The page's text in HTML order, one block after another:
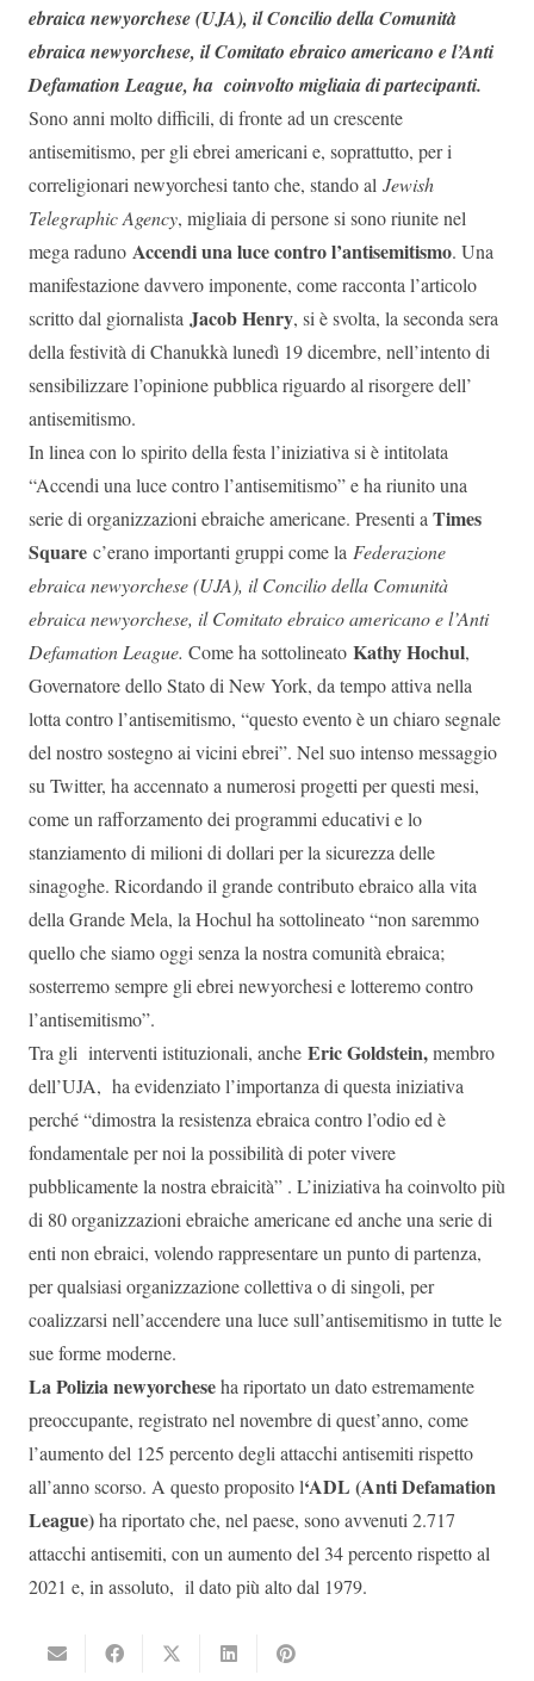
ebraica newyorchese (UJA), il Concilio della Comunità
ebraica newyorchese, il Comitato ebraico americano e l’Anti
Defamation League, ha coinvolto migliaia di partecipanti.
Sono anni molto difficili, di fronte ad un crescente
antisemitismo, per gli ebrei americani e, soprattutto, per i
correligionari newyorchesi tanto che, stando al Jewish
Telegraphic Agency, migliaia di persone si sono riunite nel
mega raduno Accendi una luce contro l’antisemitismo. Una
manifestazione davvero imponente, come racconta l’articolo
scritto dal giornalista Jacob Henry, si è svolta, la seconda sera
della festività di Chanukkà lunedì 19 dicembre, nell’intento di
sensibilizzare l’opinione pubblica riguardo al risorgere dell’
antisemitismo.
In linea con lo spirito della festa l’iniziativa si è intitolata
“Accendi una luce contro l’antisemitismo” e ha riunito una
serie di organizzazioni ebraiche americane. Presenti aTimes
Square c’erano importanti gruppi come la Federazione
ebraica newyorchese (UJA), il Concilio della Comunità
ebraica newyorchese, il Comitato ebraico americano e l’Anti
Defamation League. Come ha sottolineato Kathy Hochul,
Governatore dello Stato di New York, da tempo attiva nella
lotta contro l’antisemitismo, “questo evento è un chiaro segnale
del nostro sostegno ai vicini ebrei”. Nel suo intenso messaggio
su Twitter, ha accennato a numerosi progetti per questi mesi,
come un rafforzamento dei programmi educativi e lo
stanziamento di milioni di dollari per la sicurezza delle
sinagoghe. Ricordando il grande contributo ebraico alla vita
della Grande Mela, la Hochul ha sottolineato “non saremmo
quello che siamo oggi senza la nostra comunità ebraica;
sosterremo sempre gli ebrei newyorchesi e lotteremo contro
l’antisemitismo”.
Tra gli interventi istituzionali, anche Eric Goldstein,membro
dell’UJA, ha evidenziato l’importanza di questa iniziativa
perché “dimostra la resistenza ebraica contro l’odio ed è
fondamentale per noi la possibilità di poter vivere
pubblicamente la nostra ebraicità” . L’iniziativa ha coinvolto più
di 80 organizzazioni ebraiche americane ed anche una serie di
enti non ebraici, volendo rappresentare un punto di partenza,
per qualsiasi organizzazione collettiva o di singoli, per
coalizzarsi nell’accendere una luce sull’antisemitismo in tutte le
sue forme moderne.
La Polizia newyorcheseha riportato un dato estremamente
preoccupante, registrato nel novembre di quest’anno, come
l’aumento del 125 percento degli attacchi antisemiti rispetto
all’anno scorso. A questo proposito l‘ADL (Anti Defamation
League)ha riportato che, nel paese, sono avvenuti 2.717
attacchi antisemiti, con un aumento del 34 percento rispetto al
2021 e, in assoluto, il dato più alto dal 1979.